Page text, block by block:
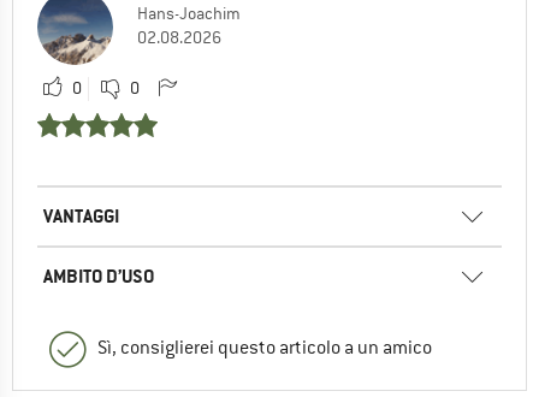
Hans-Joachim
02.08.2026
0 0
VANTAGGI
AMBITO D’USO
Sì, consiglierei questo articolo a un amico